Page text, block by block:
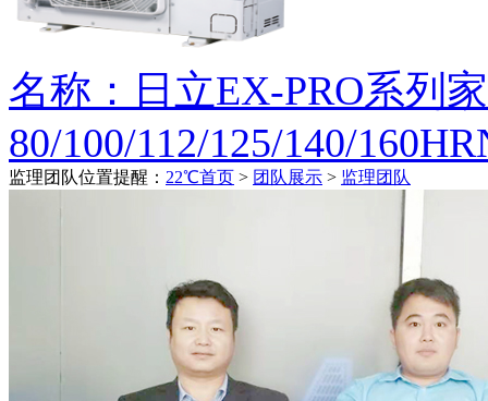
名称：日立EX-PRO系列
80/100/112/125/140/
监理团队位置提醒： 22℃首页 > 团队展示 > 监理团队